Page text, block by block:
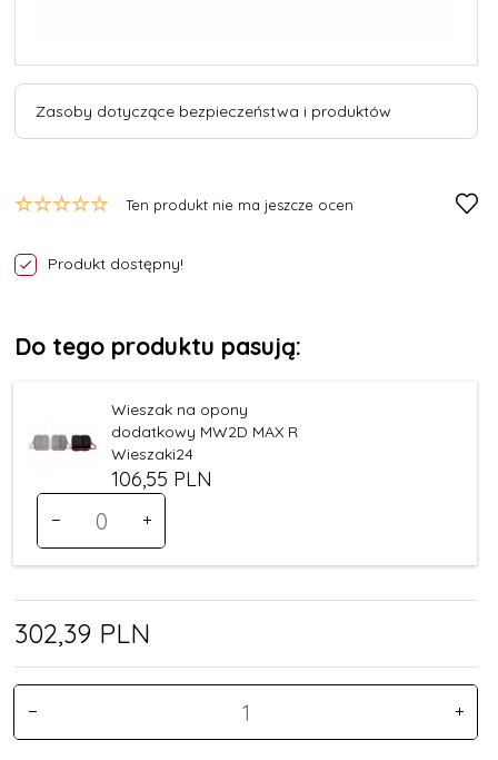
Zasoby dotyczące bezpieczeństwa i produktów
Ten produkt nie ma jeszcze ocen
Produkt dostępny!
Do tego produktu pasują:
Wieszak na opony
dodatkowy MW2D MAX R
Wieszaki24
106,55 PLN
Ilość
dla
produktu
170
302,39 PLN